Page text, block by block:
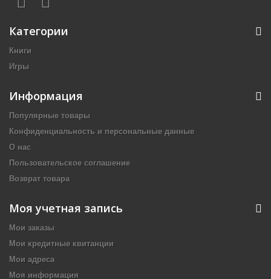
Категории
Книги
Игры
Информация
Популярные товары
Конфиденциальность и персональные данные
О нас
Пользовательское соглашение
Возврат товара
Моя учетная запись
Мои заказы
Мои кредитные квитанции
Мои адреса
Моя информация